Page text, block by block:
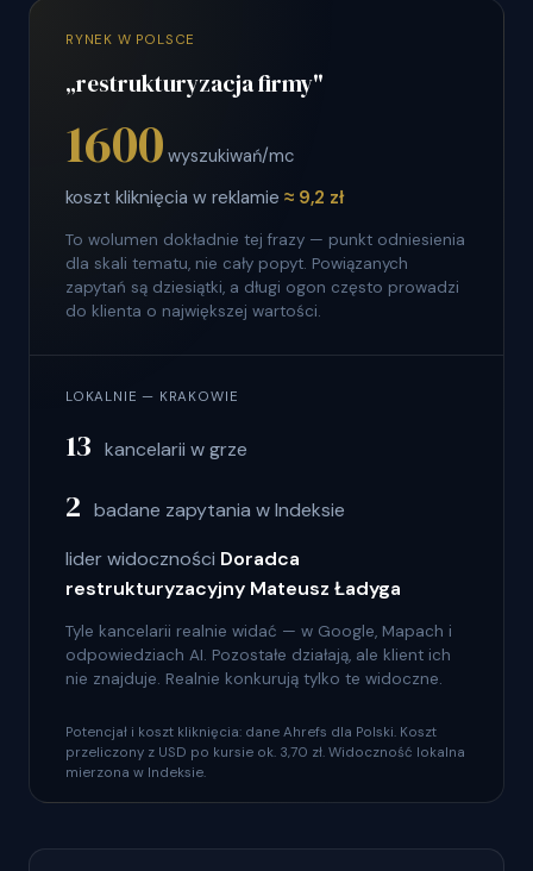
RYNEK W POLSCE
„restrukturyzacja firmy"
1600 wyszukiwań/mc
koszt kliknięcia w reklamie ≈ 9,2 zł
To wolumen dokładnie tej frazy — punkt odniesienia
dla skali tematu, nie cały popyt. Powiązanych
zapytań są dziesiątki, a długi ogon często prowadzi
do klienta o największej wartości.
LOKALNIE — KRAKOWIE
13 kancelarii w grze
2 badane zapytania w Indeksie
lider widoczności Doradca
restrukturyzacyjny Mateusz Ładyga
Tyle kancelarii realnie widać — w Google, Mapach i
odpowiedziach AI. Pozostałe działają, ale klient ich
nie znajduje. Realnie konkurują tylko te widoczne.
Potencjał i koszt kliknięcia: dane Ahrefs dla Polski. Koszt
przeliczony z USD po kursie ok. 3,70 zł. Widoczność lokalna
mierzona w Indeksie.